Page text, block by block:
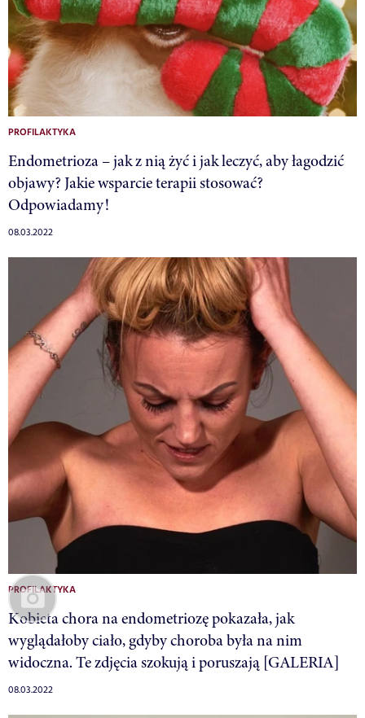
PROFILAKTYKA
Endometrioza – jak z nią żyć i jak leczyć, aby łagodzić
objawy? Jakie wsparcie terapii stosować?
Odpowiadamy!
08.03.2022
PROFILAKTYKA
Kobieta chora na endometriozę pokazała, jak
wyglądałoby ciało, gdyby choroba była na nim
widoczna. Te zdjęcia szokują i poruszają [GALERIA]
08.03.2022